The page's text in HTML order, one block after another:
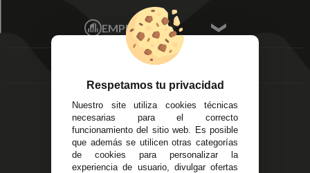
Mis Pedidos
Mis favoritos
FAQ's
Écija - Sevilla
Av. Plaza de Toros.
Local 3
Córdoba
14
Alzira - Valencia
C/ Esplugues, 135
EMPRESA
Aviso Legal
Devoluciones
Política de Privacidad
Pago Seguro
Terminos y
Condiciones Generales
Políticas de Cookies
Respetamos tu privacidad
Nuestro site utiliza cookies técnicas
necesarias para el correcto
funcionamiento del sitio web. Es posible
que además se utilicen otras categorías
de cookies para personalizar la
experiencia de usuario, divulgar ofertas